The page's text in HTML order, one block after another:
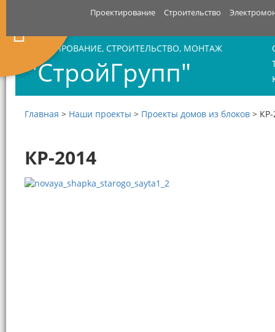
Проектирование Строительство
ПРОЕКТИРОВАНИЕ, СТРОИТЕЛЬСТВО, МОНТАЖ
"СтройГрупп"
Главная > Наши проекты > Проекты домов из блоков >
КР-2014